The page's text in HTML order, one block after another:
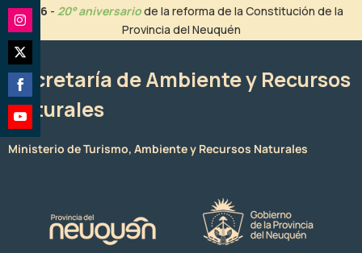
contenido
2026 - 20° aniversariode la reforma de la Constitución de la
Provincia del Neuquén
Secretaría de Ambiente y Recursos
Naturales
Ministerio de Turismo, Ambiente y Recursos Naturales
Share
on
Instagram
Share
on
Twitter
Share
on
Facebook
Share
on